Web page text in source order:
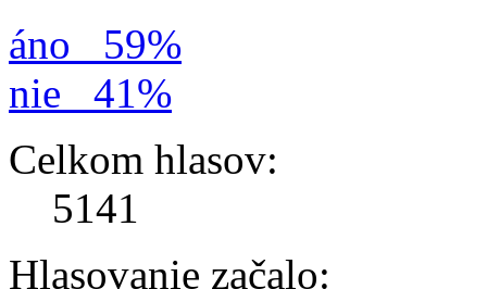
áno
59%
nie
41%
Celkom hlasov:
5141
Hlasovanie začalo: